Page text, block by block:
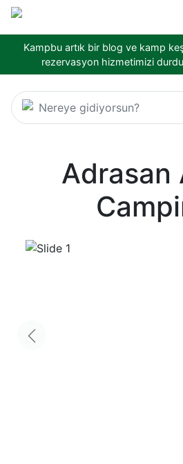
Kampbu artık bir blog ve kamp
rezervasyon hizmetimizi
Nereye gidiyorsun?
Adrasan